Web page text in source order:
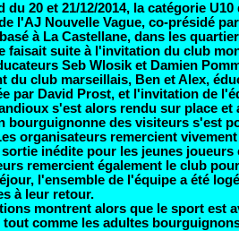
du 20 et 21/12/2014, la catégorie
l'AJ Nouvelle Vague, co-présidé
à La Castellane, dans les
faisait suite à l'invitation du club
Seb Wlosik et Damien
du club marseillais, Ben et Alex,
par David Prost, et l'invitation de
s'est alors rendu sur place
bourguignonne des visiteurs s'est
organisateurs remercient
inédite pour les jeunes
remercient également le club
l'ensemble de l'équipe a été
à leur retour.
montrent alors que le sport est
tout comme les adultes